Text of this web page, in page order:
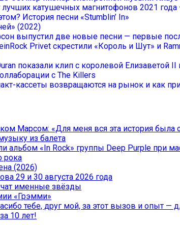
лучших катушечных магнитофонов 2021
История песни «Stumblin’ In»
(2022)
выпустил две новые песни — первые
Rock Privet скрестили «Король и Шут» и
показали клип с королевой Елизаветой II
с The Killers
кассеты возвращаются на рынок и как
Марсом: «Для меня вся эта история была
из балета
альбом «In Rock» группы Deep Purple при
рока
(2026)
29 и 30 августа 2026 года
именные звёзды
«Грэмми»
тебе, друг мой, за этот вызов и опыт —
10 лет!